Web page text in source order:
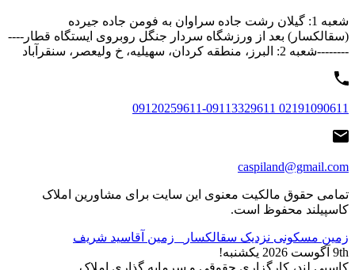
شعبه 1: گیلان رشت جاده سراوان به فومن جاده جیرده
(سقالکسار) بعد از ورزشگاه سردار جنگل روبروی ایستگاه قطار----
--------شعبه 2: البرز، منطقه کردان، سهیلیه، خ ولیعصر، سنقرآباد
02191090611 09120259611-09113329611
caspiland@gmail.com
تمامی حقوق مالکیت معنوی این ‌سایت برای مشاورین املاک
کاسپیلند محفوظ است.
زمین مسکونی نزدیک سقالکسار
زمین آقاسید شریف
9th آگوست 2026
یکشنبه!
کاسپی لند، کارگزاری حقوقی و سرمایه گذاری املاک